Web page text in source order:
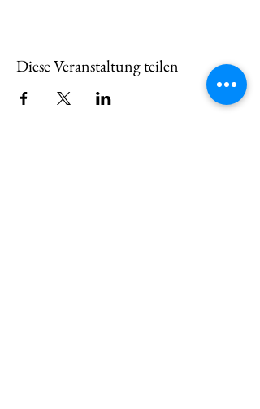
Diese Veranstaltung teilen